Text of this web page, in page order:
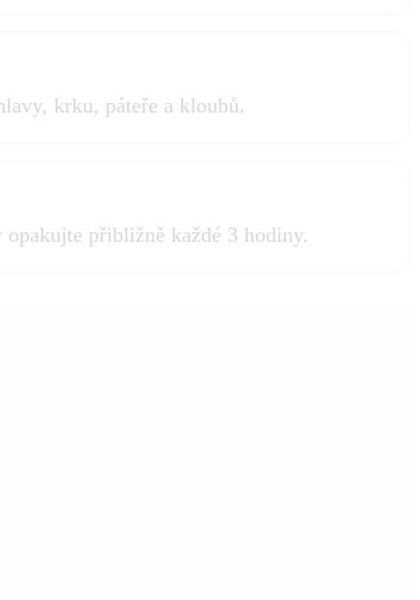
krku, páteře a kloubů.
přibližně každé 3 hodiny.